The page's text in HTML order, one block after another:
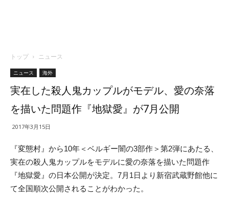
トップ ニュース
ニュース 海外
実在した殺人鬼カップルがモデル、愛の奈落
を描いた問題作『地獄愛』が7月公開
2017年3月15日
『変態村』から10年＜ベルギー闇の3部作＞第2弾にあたる、
実在の殺人鬼カップルをモデルに愛の奈落を描いた問題作
『地獄愛』の日本公開が決定。7月1日より新宿武蔵野館他に
て全国順次公開されることがわかった。